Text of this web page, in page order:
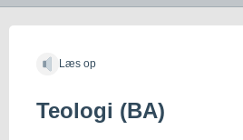
Kalaallisut
Læs op
Teologi (BA)